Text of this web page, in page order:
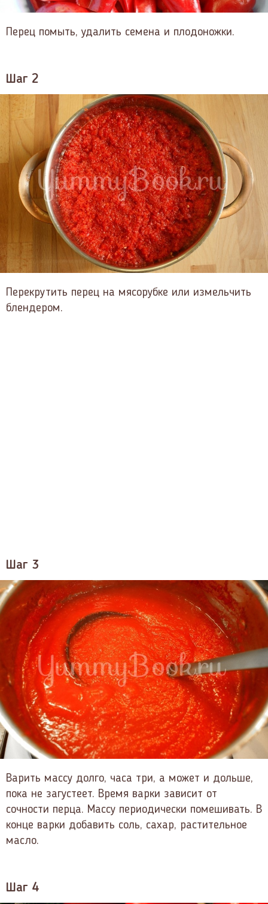
Перец помыть, удалить семена и плодоножки.
Шаг 2
Перекрутить перец на мясорубке или измельчить
блендером.
Шаг 3
Варить массу долго, часа три, а может и дольше,
пока не загустеет. Время варки зависит от
сочности перца. Массу периодически помешивать. В
конце варки добавить соль, сахар, растительное
масло.
Шаг 4